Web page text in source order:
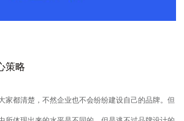
策略
家都清楚，不然企业也不会纷纷建设自己的品牌。但